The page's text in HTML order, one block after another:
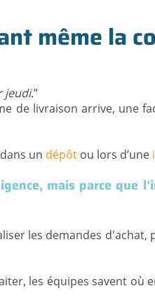
même la
jeudi.”
de livraison arrive,
un dépôt ou lors d’une
mais parce que
les demandes
les équipes savent